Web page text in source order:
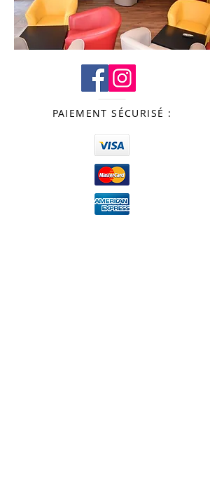
PAIEMENT SÉCURISÉ :